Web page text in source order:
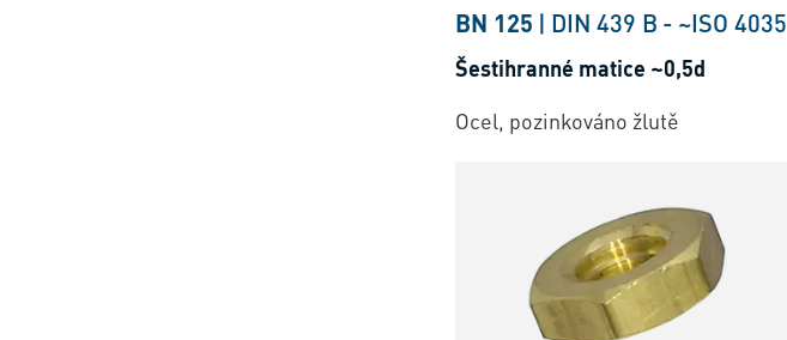
BN 125 | DIN 439 B - ~ISO 4035
Šestihranné matice ~0,5d
Ocel, pozinkováno žlutě